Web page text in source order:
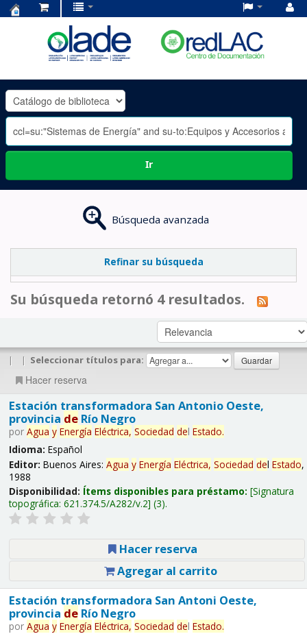
OLADE
-
Ir
Búsqueda avanzada
Refinar su búsqueda
Su búsqueda retornó 4 resultados.
| | Seleccionar títulos para:
Hacer reserva
Estación transformadora San Antonio Oeste,
provincia deRío Negro
por Agua y Energía Eléctrica, Sociedad del Estado.
Idioma: Español
Editor: Buenos Aires: Agua y Energía Eléctrica, Sociedad del Estado,
1988
Disponibilidad: Ítems disponibles para préstamo: Signatura
topográfica: 621.374.5/A282/v.2 (3).
Hacer reserva
Agregar al carrito
Estación transformadora San Antoni Oeste,
provincia deRío Negro
por Agua y Energía Eléctrica, Sociedad del Estado.